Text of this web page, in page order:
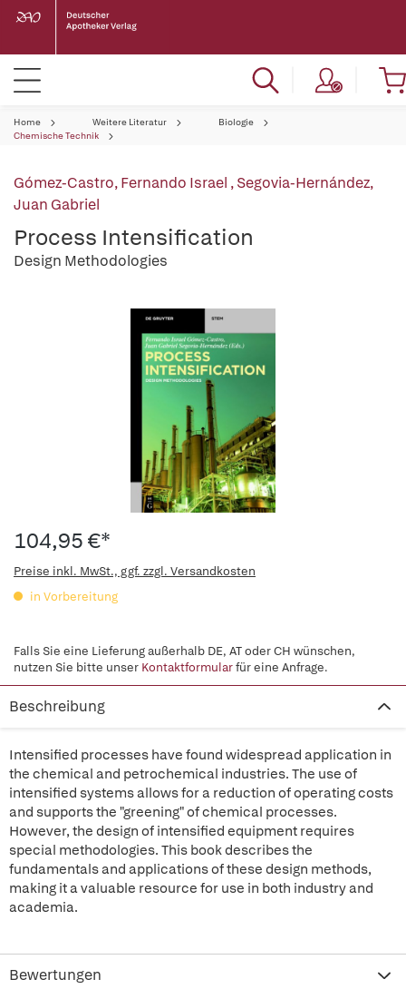
Home Weitere Literatur
Biologie
Chemische Technik
Gómez-Castro, Fernando Israel ,Segovia-Hernández,
Juan Gabriel
Process Intensification
Design Methodologies
104,95 €*
Preise inkl. MwSt., ggf. zzgl. Versandkosten
in Vorbereitung
Falls Sie eine Lieferung außerhalb DE, AT oder CH wünschen,
nutzen Sie bitte unser Kontaktformularfür eine Anfrage.
Beschreibung
Intensified processes have found widespread application in
the chemical and petrochemical industries. The use of
intensified systems allows for a reduction of operating costs
and supports the "greening" of chemical processes.
However, the design of intensified equipment requires
special methodologies. This book describes the
fundamentals and applications of these design methods,
making it a valuable resource for use in both industry and
academia.
Bewertungen